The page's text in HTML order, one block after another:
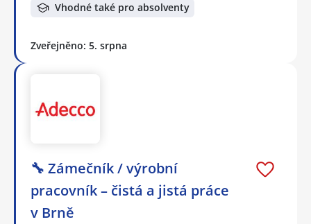
Vhodné také pro absolventy
Zveřejněno: 5. srpna
🔧 Zámečník / výrobní
pracovník – čistá a jistá práce
v Brně